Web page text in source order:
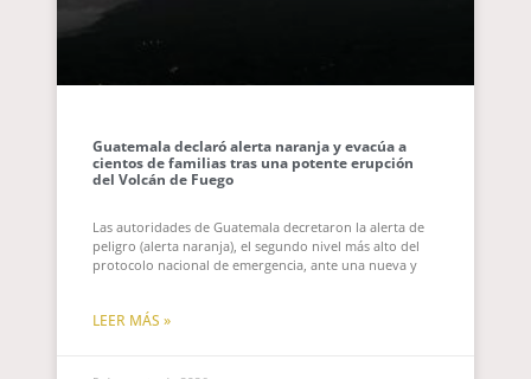
Guatemala declaró alerta naranja y evacúa a
cientos de familias tras una potente erupción
del Volcán de Fuego
Las autoridades de Guatemala decretaron la alerta de
peligro (alerta naranja), el segundo nivel más alto del
protocolo nacional de emergencia, ante una nueva y
LEER MÁS »